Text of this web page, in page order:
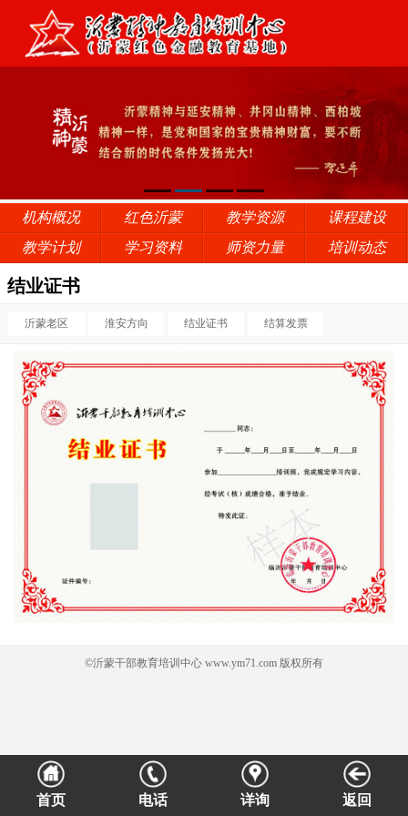
机构概况 红色沂蒙 教学资源
课程建设
教学计划
学习资料 师资力量 培训动态
结业证书
沂蒙老区 淮安方向 结业证书 结算发票
©沂蒙干部教育培训中心 www.ym71.com 版权所有
首页 电话 详询 返回